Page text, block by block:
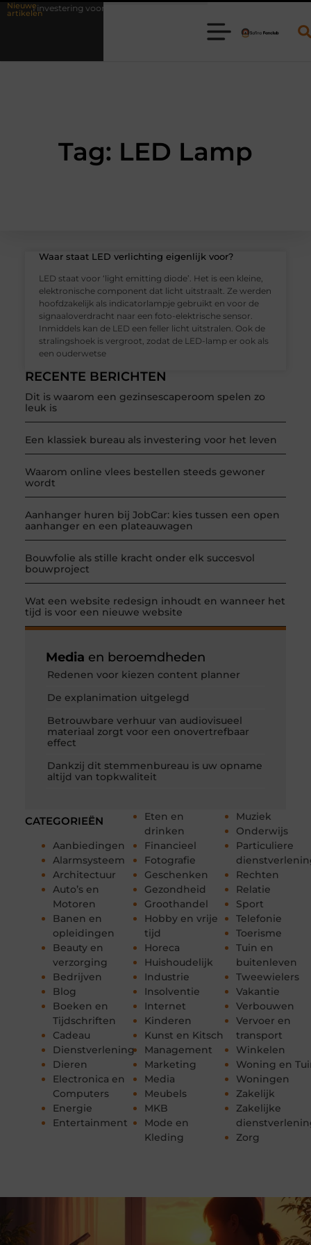
Nieuwe
artikelen
investering voor het leven
Tag: LED Lamp
RECENTE BERICHTEN
Dit is waarom een gezinsescaperoom spelen zo
leuk is
Een klassiek bureau als investering voor het leven
Waarom online vlees bestellen steeds gewoner
wordt
Aanhanger huren bij JobCar: kies tussen een open
aanhanger en een plateauwagen
Bouwfolie als stille kracht onder elk succesvol
bouwproject
Wat een website redesign inhoudt en wanneer het
tijd is voor een nieuwe website
CATEGORIEËN
Aanbiedingen
Alarmsysteem
Architectuur
Auto’s en
Motoren
Banen en
opleidingen
Beauty en
verzorging
Bedrijven
Blog
Boeken en
Tijdschriften
Cadeau
Dienstverlening
Dieren
Electronica en
Computers
Energie
Entertainment
Eten en
drinken
Financieel
Fotografie
Geschenken
Gezondheid
Groothandel
Hobby en vrije
tijd
Horeca
Huishoudelijk
Industrie
Insolventie
Internet
Kinderen
Kunst en Kitsch
Management
Marketing
Media
Meubels
MKB
Mode en
Kleding
Muziek
Onderwijs
Particuliere
Rechten
Relatie
Sport
Telefonie
Toerisme
Tuin en
buitenleven
Tweewielers
Vakantie
Verbouwen
Vervoer en
transport
Winkelen
Woning en
Woningen
Zakelijk
Zakelijke
Zorg
Media en beroemdheden
Redenen voor kiezen content planner
De explanimation uitgelegd
Betrouwbare verhuur van audiovisueel
materiaal zorgt voor een onovertrefbaar
effect
Dankzij dit stemmenbureau is uw opname
altijd van topkwaliteit
Waar staat LED verlichting eigenlijk voor?
LED staat voor ‘light emitting diode’. Het is een kleine,
elektronische component dat licht uitstraalt. Ze werden
hoofdzakelijk als indicatorlampje gebruikt en voor de
signaaloverdracht naar een foto-elektrische sensor.
Inmiddels kan de LED een feller licht uitstralen. Ook de
stralingshoek is vergroot, zodat de LED-lamp er ook als
een ouderwetse